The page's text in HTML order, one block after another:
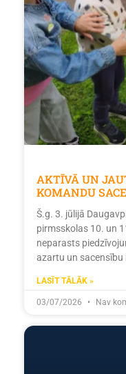
AKTĪVĀ UN
KOMANDU
Š.g. 3. jūlijā
pirmsskolas 10. un
neparasts
azartu un sacensību
LASĪT TĀLĀK »
03/07/2026 Nav